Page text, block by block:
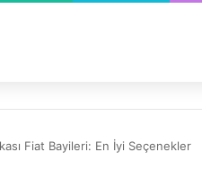
Fiat Bayileri: En İyi Seçenekler